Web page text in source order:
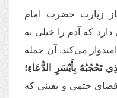
زیارت حضرت امام
كه آدم را خیلى به
مى‌‌كند. آن جمله
تَحْجُبُهُ بِأَيْسَرِ الدُّعَاءِ؛
حتمى و یقینى كه